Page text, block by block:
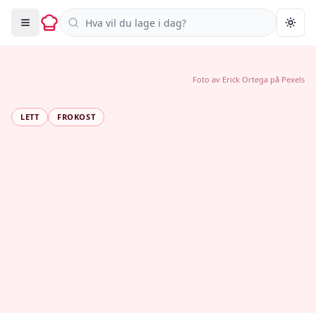
Søk i oppskrifter
LETT FROKOST
Foto av Erick Ortega på Pexels